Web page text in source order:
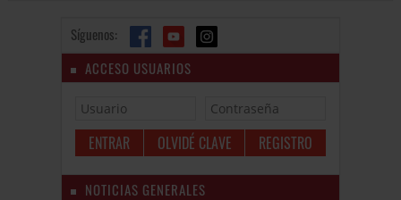
Síguenos:
ACCESO USUARIOS
OLVIDÉ CLAVE REGISTRO
NOTICIAS GENERALES